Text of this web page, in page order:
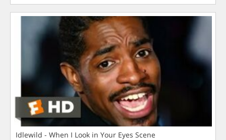
Idlewild - When I Look in Your Eyes Scene